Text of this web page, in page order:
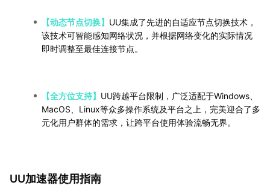
【动态节点切换】 UU集成了先进的自适应节点切换技术，
该技术可智能感知网络状况，并根据网络变化的实际情况
即时调整至最佳连接节点。
【全方位支持】 UU跨越平台限制，广泛适配于Windows、
MacOS、Linux等众多操作系统及平台之上，完美迎合了多
元化用户群体的需求，让跨平台使用体验流畅无界。
UU加速器使用指南